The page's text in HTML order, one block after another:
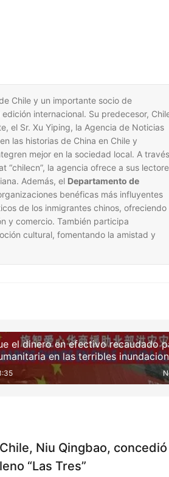
Chile y un importante socio de
internacional. Su predecesor,
el Sr. Xu Yiping, la Agencia de Noticias
las historias de China en Chile y
mejor en la sociedad local. A través
“chilecn”, la agencia ofrece a sus
Además, el Departamento de
benéficas más influyentes
de los inmigrantes chinos, ofreciendo
y comercio. También participa
cultural, fomentando la amistad y
el dinero en efectivo recaudado
en las terribles
Chile (por parte de los
en Chile)?
Niu Qingbao, concedió
“Las Tres”